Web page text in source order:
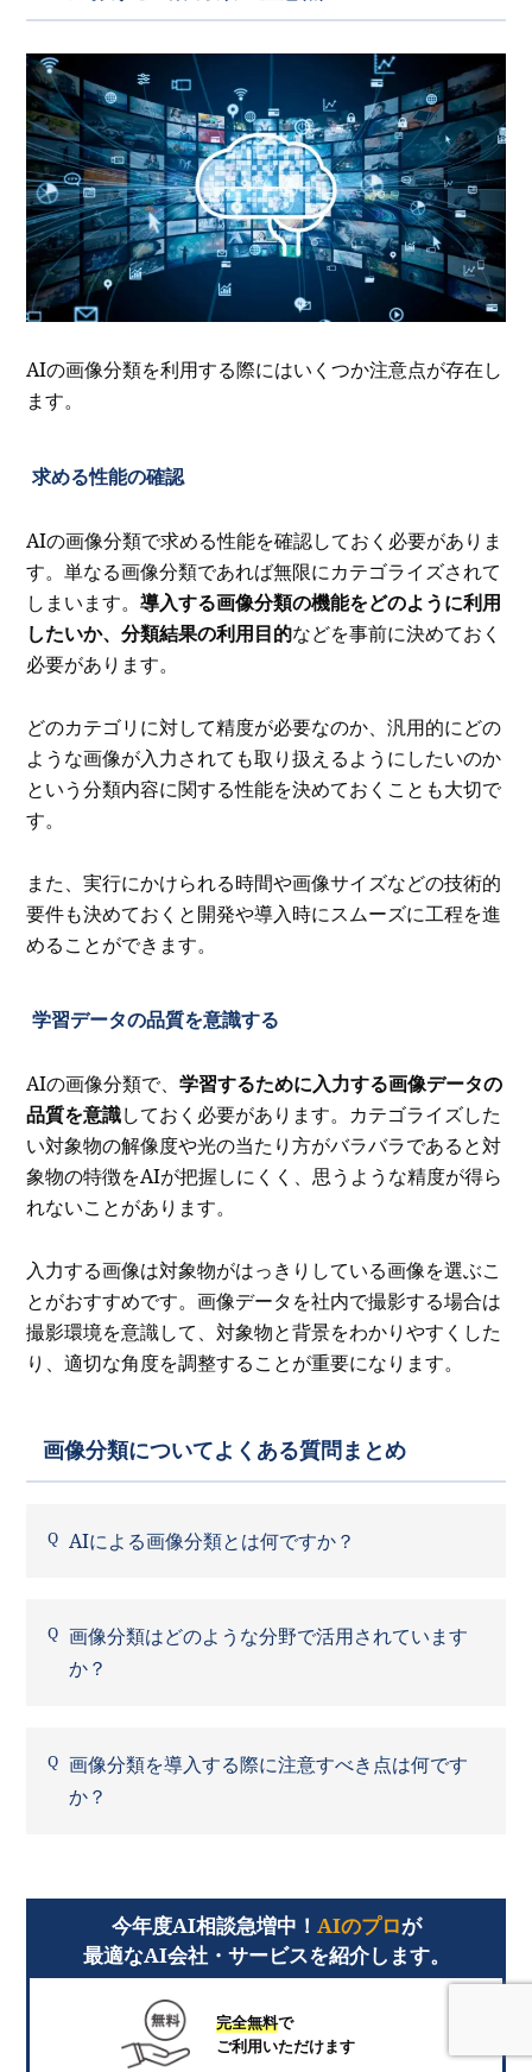
AIの画像分類を利用する際にはいくつか注意点が存在し
ます。
求める性能の確認
AIの画像分類で求める性能を確認しておく必要がありま
す。単なる画像分類であれば無限にカテゴライズされて
しまいます。導入する画像分類の機能をどのように利用
したいか、分類結果の利用目的などを事前に決めておく
必要があります。
どのカテゴリに対して精度が必要なのか、汎用的にどの
ような画像が入力されても取り扱えるようにしたいのか
という分類内容に関する性能を決めておくことも大切で
す。
また、実行にかけられる時間や画像サイズなどの技術的
要件も決めておくと開発や導入時にスムーズに工程を進
めることができます。
学習データの品質を意識する
AIの画像分類で、学習するために入力する画像データの
品質を意識しておく必要があります。カテゴライズした
い対象物の解像度や光の当たり方がバラバラであると対
象物の特徴をAIが把握しにくく、思うような精度が得ら
れないことがあります。
入力する画像は対象物がはっきりしている画像を選ぶこ
とがおすすめです。画像データを社内で撮影する場合は
撮影環境を意識して、対象物と背景をわかりやすくした
り、適切な角度を調整することが重要になります。
画像分類についてよくある質問まとめ
AIによる画像分類とは何ですか？
画像分類はどのような分野で活用されています
か？
画像分類を導入する際に注意すべき点は何です
か？
今年度AI相談急増中！ AIのプロが
最適なAI会社・サービスを紹介します。
完全無料で
ご利用いただけます